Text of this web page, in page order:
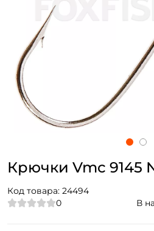
Крючки Vmc 9145
Код товара: 24494
0
В